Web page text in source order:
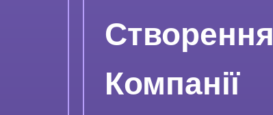
Створення
Компанії